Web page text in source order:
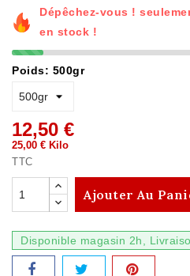
Dépêchez-vous !
en stock !
Poids: 500gr
12,50 €
25,00 € Kilo
TTC
Ajouter Au
Disponible magasin 2h,